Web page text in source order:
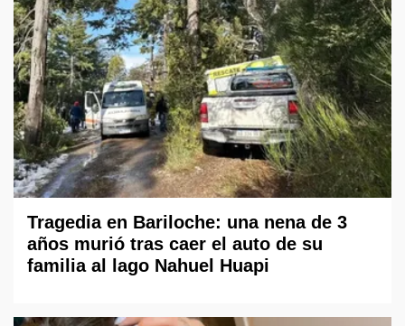
Tragedia en Bariloche: una nena de 3
años murió tras caer el auto de su
familia al lago Nahuel Huapi